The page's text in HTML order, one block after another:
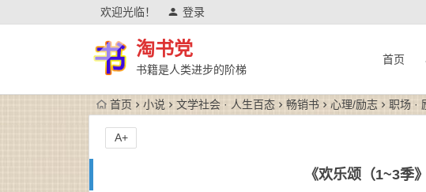
欢迎光临！ 登录
淘书党
书籍是人类进步的阶梯
首页
首页 小说 文学社会 · 人生百态 畅销书 心理/励志 职场 ·
《欢乐颂（1~3季
A+